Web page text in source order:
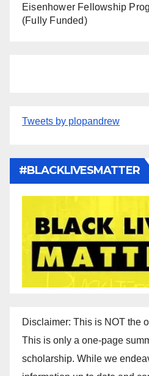
Eisenhower Fellowship
(Fully Funded)
Tweets by plopandrew
#BLACKLIVESMATTER
Disclaimer: This is NOT the
This is only a one-page
scholarship. While we